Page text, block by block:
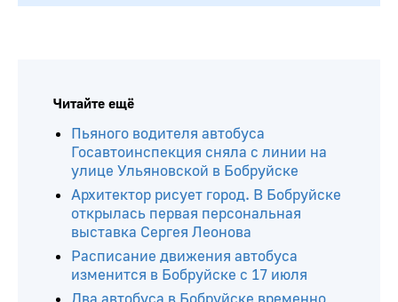
Читайте ещё
Пьяного водителя автобуса
Госавтоинспекция сняла с линии на
улице Ульяновской в Бобруйске